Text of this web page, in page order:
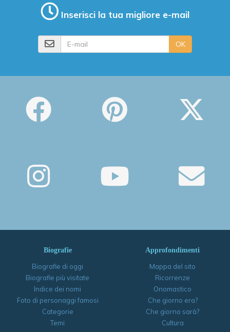
Inserisci la tua migliore e-mail
OK
Biografie
Biografie di oggi
Biografie più visitate
Indice dei nomi
Foto di personaggi famosi
Categorie
Temi
Approfondimenti
Mappa del sito
Ricorrenze
Onomastico
Che giorno era?
Che giorno sarà?
Cultura